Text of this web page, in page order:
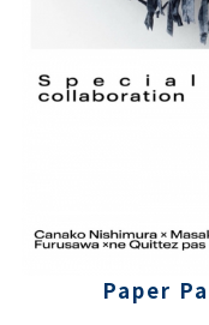
Paper Pa